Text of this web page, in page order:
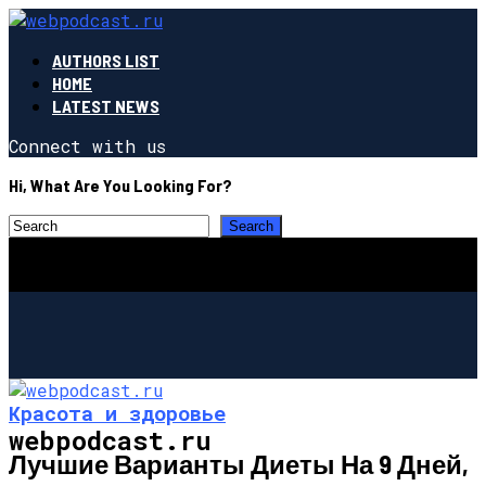
AUTHORS LIST
HOME
LATEST NEWS
Connect with us
Hi, What Are You Looking For?
webpodcast.ru
Красота и здоровье
Лучшие Варианты Диеты На 9 Дней,